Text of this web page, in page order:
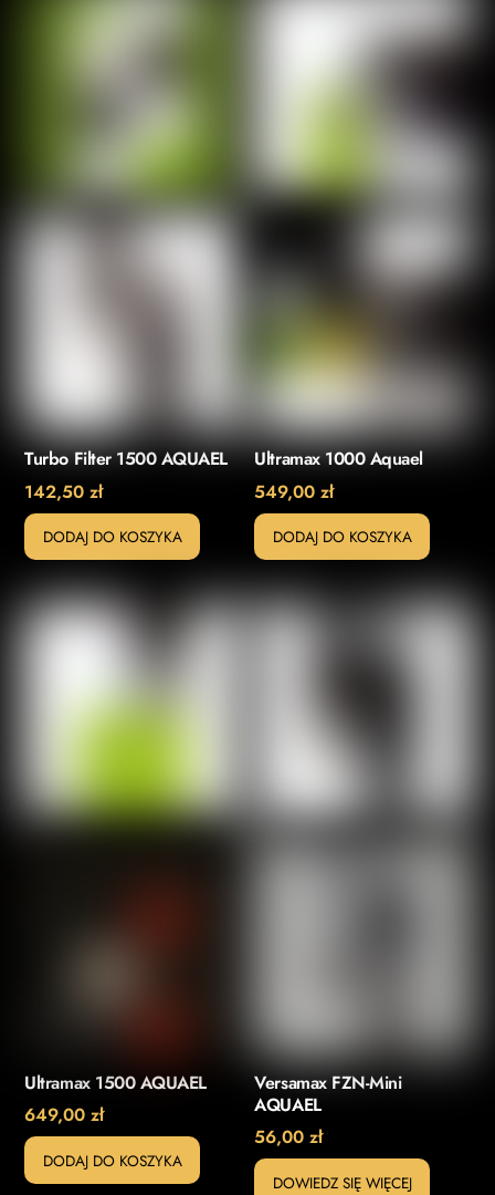
Turbo Filter 1500 AQUAEL
142,50zł
DODAJ DO KOSZYKA
Ultramax 1000 Aquael
549,00zł
DODAJ DO KOSZYKA
Ultramax 1500 AQUAEL
649,00zł
DODAJ DO KOSZYKA
Versamax FZN-Mini
AQUAEL
56,00zł
DOWIEDZ SIĘ WIĘCEJ